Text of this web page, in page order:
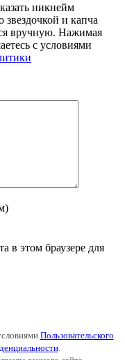
никнейм
и капча
вручную. Нажимая
с условиями
в этом браузере для
Пользовательского
.